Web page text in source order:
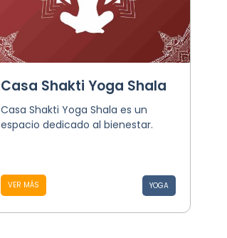
Casa Shakti Yoga Shala
Casa Shakti Yoga Shala es un
espacio dedicado al bienestar.
VER MÁS YOGA